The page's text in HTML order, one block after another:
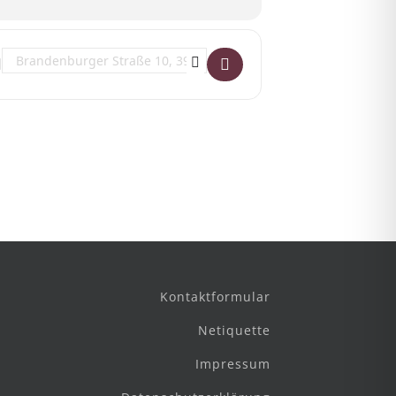
Destination Address - KONZERT | Zwei & Frei []
Kontaktformular
Netiquette
Impressum